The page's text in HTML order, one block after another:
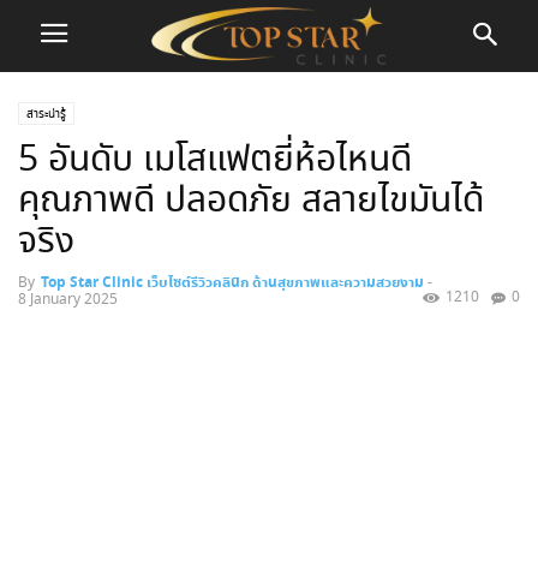
สาระน่ารู้
5 อันดับ เมโสแฟตยี่ห้อไหนดี
คุณภาพดี ปลอดภัย สลายไขมันได้
จริง
By Top Star Clinic เว็บไซต์รีวิวคลินิก ด้านสุขภาพและความสวยงาม -
8 January 2025
0
1210